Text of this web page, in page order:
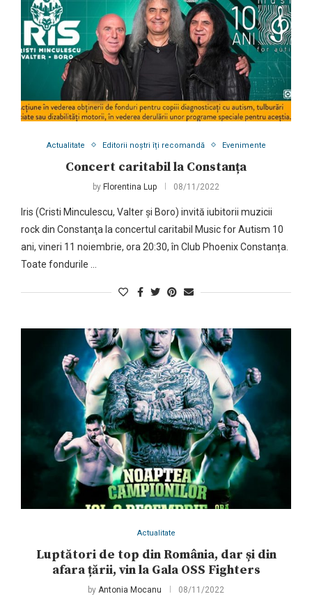
Actualitate Editorii noștri îți recomandă Evenimente
Concert caritabil la Constanța
by Florentina Lup 08/11/2022
Iris (Cristi Minculescu, Valter și Boro) invită iubitorii muzicii
rock din Constanţa la concertul caritabil Music for Autism 10
ani, vineri 11 noiembrie, ora 20:30, în Club Phoenix Constanța.
Toate fondurile …
Actualitate
Luptători de top din România, dar și din
afara țării, vin la Gala OSS Fighters
by Antonia Mocanu 08/11/2022